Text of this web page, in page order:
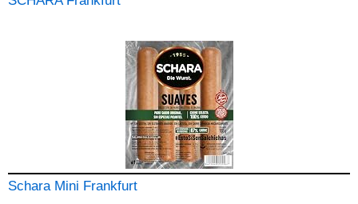
Schara Mini Frankfurt